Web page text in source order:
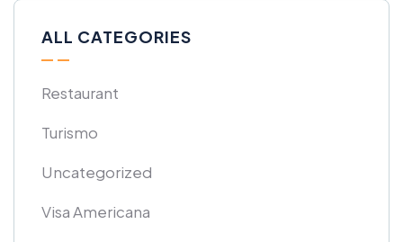
ALL CATEGORIES
Restaurant
Turismo
Uncategorized
Visa Americana